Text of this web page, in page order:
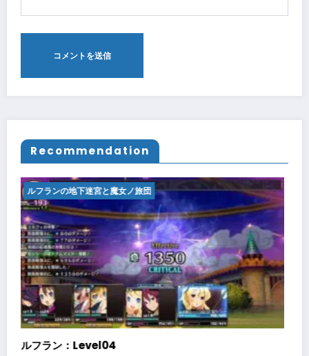
Recommendation
ランの地下迷宮と魔女ノ旅団
ラン：Level05
ルフラ